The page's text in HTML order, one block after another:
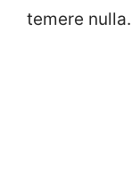
temere nulla.